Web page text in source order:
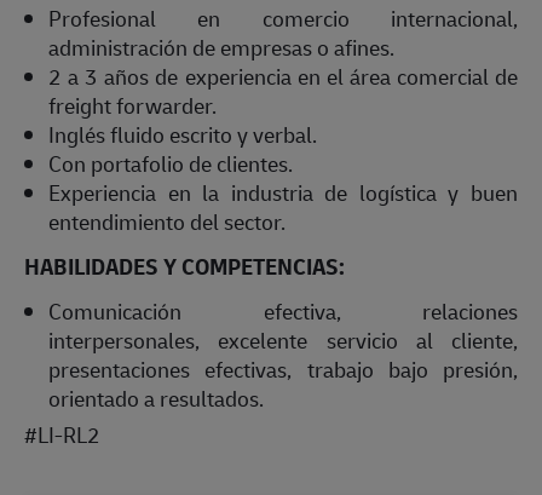
Profesional en comercio internacional,
administración de empresas o afines.
2 a 3 años de experiencia en el área comercial de
freight forwarder.
Inglés fluido escrito y verbal.
Con portafolio de clientes.
Experiencia en la industria de logística y buen
entendimiento del sector.
HABILIDADES Y COMPETENCIAS:
Comunicación efectiva, relaciones
interpersonales, excelente servicio al cliente,
presentaciones efectivas, trabajo bajo presión,
orientado a resultados.
#LI-RL2